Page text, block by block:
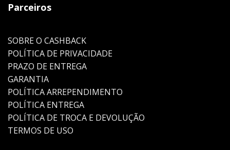
Parceiros
SOBRE O CASHBACK
POLÍTICA DE PRIVACIDADE
PRAZO DE ENTREGA
GARANTIA
POLÍTICA ARREPENDIMENTO
POLÍTICA ENTREGA
POLÍTICA DE TROCA E DEVOLUÇÃO
TERMOS DE USO